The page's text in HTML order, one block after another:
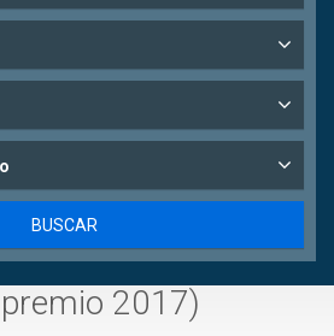
2017)